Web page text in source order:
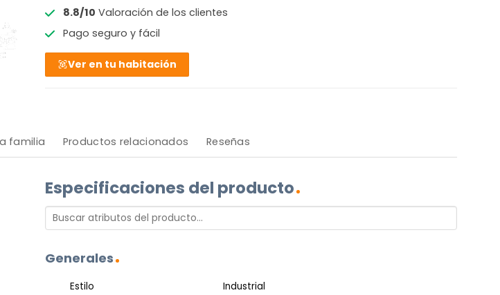
8.8/10 Valoración de los clientes
Pago seguro y fácil
Ver en tu habitación
familia Productos relacionados Reseñas
Especificaciones del producto
Generales
Estilo
Industrial